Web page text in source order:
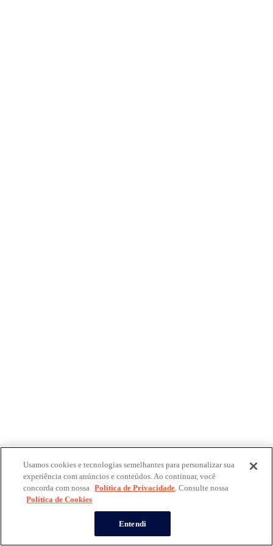
Usamos cookies e tecnologias semelhantes para personalizar sua
experiência com anúncios e conteúdos. Ao continuar, você
concorda com nossa Política de Privacidade. Consulte nossa
Política de Cookies
Entendi